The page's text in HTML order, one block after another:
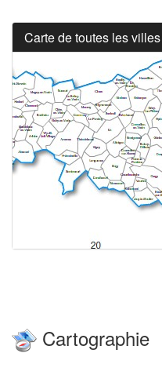
Carte de toutes les
Cartographie